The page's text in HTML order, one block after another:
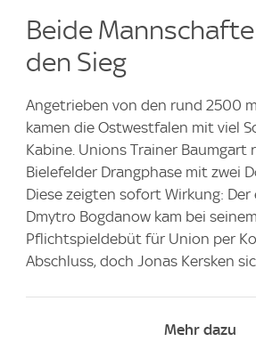
Beide
den Sieg
Angetrieben von den rund 2500
kamen die Ostwestfalen mit viel
Kabine. Unions Trainer Baumgart
Bielefelder Drangphase mit zwei
Diese zeigten sofort Wirkung: Der
Dmytro Bogdanow kam bei seinem
Pflichtspieldebüt für Union per
Abschluss, doch Jonas Kersken
Mehr dazu